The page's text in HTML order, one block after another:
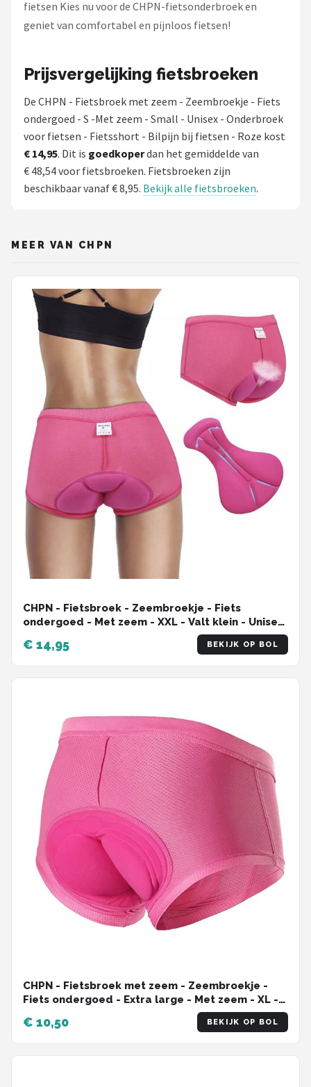
fietsen Kies nu voor de CHPN-fietsonderbroek en
geniet van comfortabel en pijnloos fietsen!
Prijsvergelijking fietsbroeken
De CHPN - Fietsbroek met zeem - Zeembroekje - Fiets
ondergoed - S -Met zeem - Small - Unisex - Onderbroek
voor fietsen - Fietsshort - Bilpijn bij fietsen - Roze kost
€ 14,95. Dit is goedkoperdan het gemiddelde van
€ 48,54 voor fietsbroeken. Fietsbroeken zijn
beschikbaar vanaf € 8,95. Bekijk alle fietsbroeken.
MEER VAN CHPN
CHPN - Fietsbroek - Zeembroekje - Fiets
ondergoed - Met zeem - XXL - Valt klein - Unisex
- Onderbroek voor fietsen - Fietsshort - Bilpijn bij
fietsen - Roze
€ 14,95 BEKIJK OP BOL
CHPN - Fietsbroek met zeem - Zeembroekje -
Fiets ondergoed - Extra large - Met zeem - XL -
Unisex - Onderbroek voor fietsen - Fietsshort -
Bilpijn bij fietsen - Roze
€ 10,50 BEKIJK OP BOL